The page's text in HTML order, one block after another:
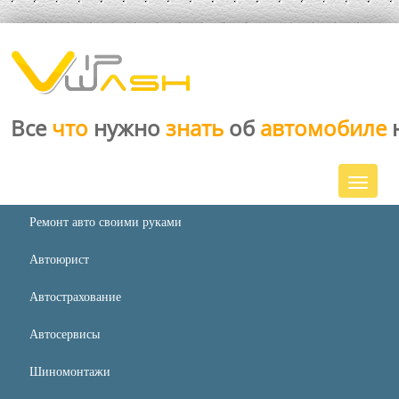
Все что нужно знать об автомобиле
Ремонт авто своими руками
Автоюрист
Автострахование
Автосервисы
Шиномонтажи